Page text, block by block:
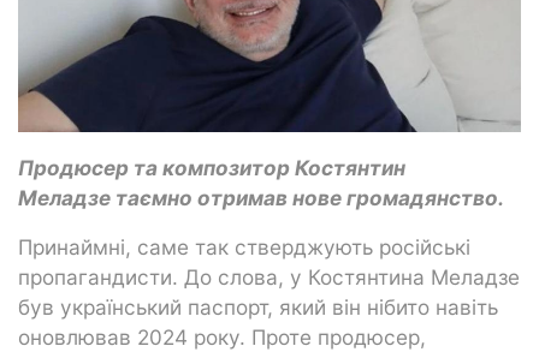
Продюсер та композитор Костянтин
Меладзе таємно отримав нове громадянство.
Принаймні, саме так стверджують російські
пропагандисти. До слова, у Костянтина Меладзе
був український паспорт, який він нібито навіть
оновлював 2024 року. Проте продюсер,